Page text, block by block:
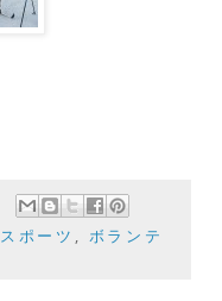
スポーツ , ボランテ